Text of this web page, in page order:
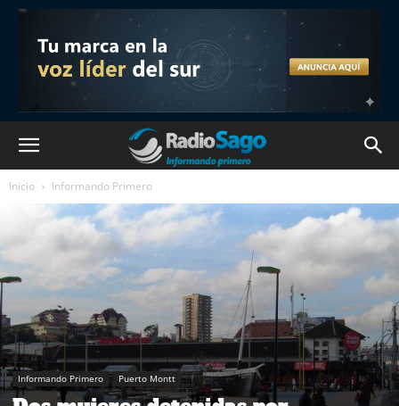
Inicio Informando Primero
Informando Primero Puerto Montt